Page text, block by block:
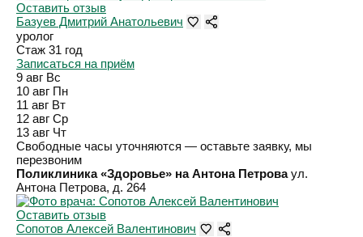
Оставить отзыв
Базуев Дмитрий Анатольевич
уролог
Стаж 31 год
Записаться на приём
9 авг Вс
10 авг Пн
11 авг Вт
12 авг Ср
13 авг Чт
Свободные часы уточняются — оставьте заявку, мы
перезвоним
Поликлиника «Здоровье» на Антона Петрова ул.
Антона Петрова, д. 264
Оставить отзыв
Сопотов Алексей Валентинович